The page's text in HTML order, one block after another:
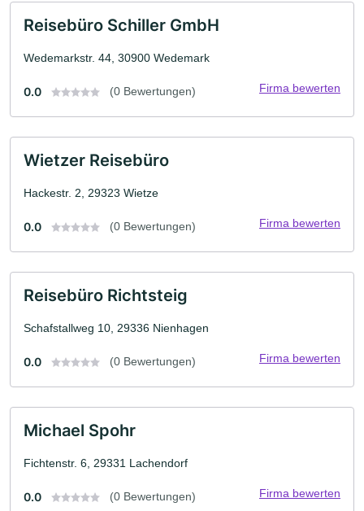
Reisebüro Schiller GmbH
Wedemarkstr. 44, 30900 Wedemark
0.0 (0 Bewertungen) Firma bewerten
Wietzer Reisebüro
Hackestr. 2, 29323 Wietze
0.0 (0 Bewertungen) Firma bewerten
Reisebüro Richtsteig
Schafstallweg 10, 29336 Nienhagen
0.0 (0 Bewertungen) Firma bewerten
Michael Spohr
Fichtenstr. 6, 29331 Lachendorf
0.0 (0 Bewertungen) Firma bewerten